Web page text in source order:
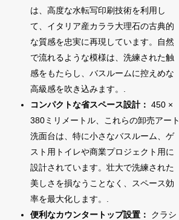
は、高度な水転写印刷技術を利用し
て、イタリア産カララ大理石の古典的
な質感を忠実に再現しています。自然
で流れるような模様は、洗練された触
感をもたらし、バスルームに控えめな
高級感を吹き込みます。.
コンパクトな省スペース設計： 450 ×
380ミリメートル、これらの卸売アート
洗面台は、特に小さなバスルーム、ゲ
スト用トイレや商業プロジェクト用に
設計されています。壮大で洗練された
美しさを損なうことなく、スペース効
率を最大化します。.
便利なカウンタートップ設置：
クラシ